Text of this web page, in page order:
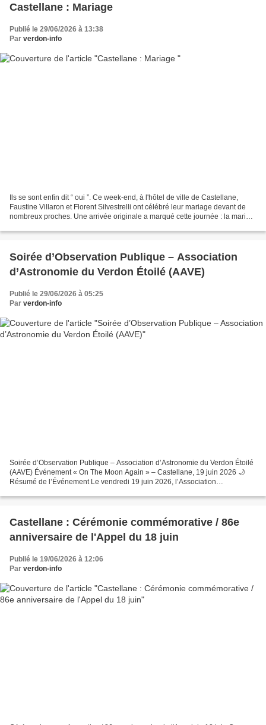
Castellane : Mariage
Publié le 29/06/2026 à 13:38
Par verdon-info
Ils se sont enfin dit “ oui ”. Ce week-end, à l'hôtel de ville de Castellane,
Faustine Villaron et Florent Silvestrelli ont célébré leur mariage devant de
nombreux proches. Une arrivée originale a marqué cette journée : la mariée
Soirée d’Observation Publique – Association
d’Astronomie du Verdon Étoilé (AAVE)
Publié le 29/06/2026 à 05:25
Par verdon-info
Soirée d’Observation Publique – Association d’Astronomie du Verdon Étoilé
(AAVE) Événement « On The Moon Again » – Castellane, 19 juin 2026 🌙
Résumé de l’Événement Le vendredi 19 juin 2026, l’Association
Castellane : Cérémonie commémorative / 86e
anniversaire de l'Appel du 18 juin
Publié le 19/06/2026 à 12:06
Par verdon-info